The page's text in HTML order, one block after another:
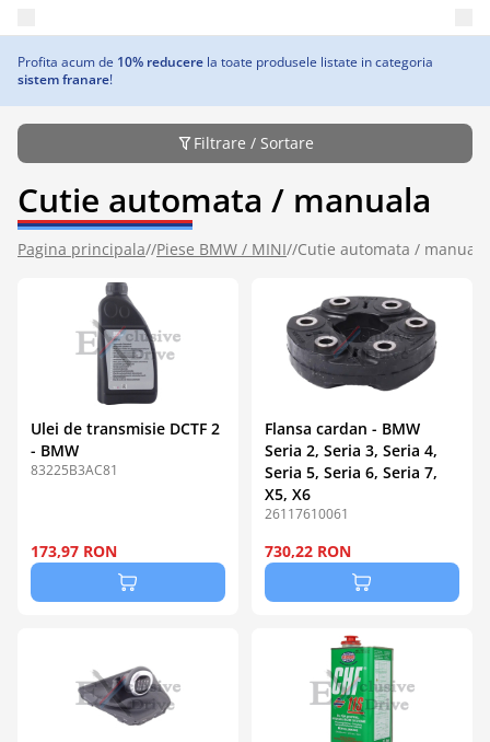
Profita acum de 10% reducere la toate produsele listate in categoria
sistem franare!
Filtrare / Sortare
Cutie automata / manuala
Pagina principala//Piese BMW / MINI//Cutie automata / manuala
Ulei de transmisie DCTF 2
- BMW
83225B3AC81
173,97 RON
Flansa cardan - BMW
Seria 2, Seria 3, Seria 4,
Seria 5, Seria 6, Seria 7,
X5, X6
26117610061
730,22 RON